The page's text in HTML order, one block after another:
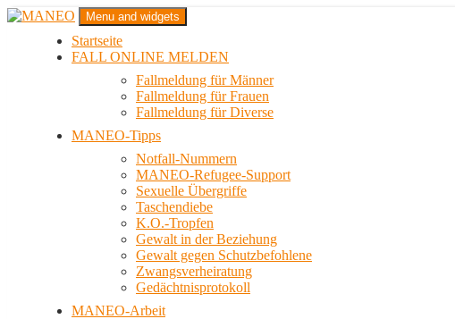
Zum
MANEO
Das schwule Anti-Gewalt-Projekt in Berlin
Menu and widgets
Startseite
FALL ONLINE MELDEN
Fallmeldung für Männer
Fallmeldung für Frauen
Fallmeldung für Diverse
MANEO-Tipps
Notfall-Nummern
MANEO-Refugee-Support
Sexuelle Übergriffe
Taschendiebe
K.O.-Tropfen
Gewalt in der Beziehung
Gewalt gegen Schutzbefohlene
Zwangsverheiratung
Gedächtnisprotokoll
MANEO-Arbeit